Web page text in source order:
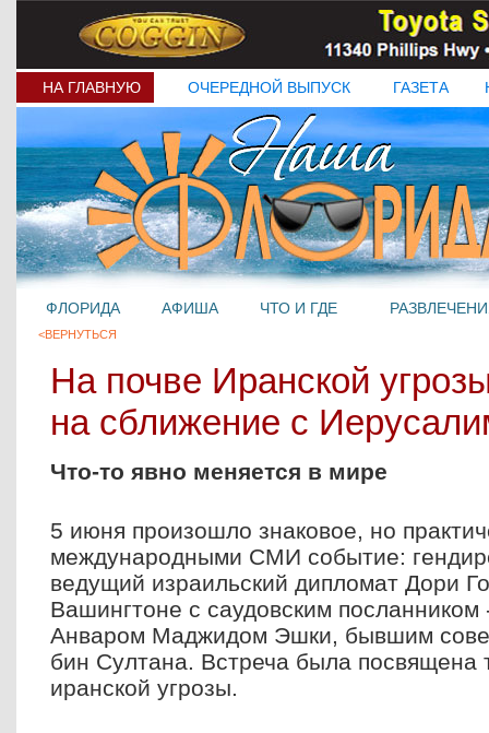
НА ГЛАВНУЮ ОЧЕРЕДНОЙ ВЫПУСК ГАЗЕТА
ФЛОРИДА АФИША ЧТО И ГДЕ
<ВЕРНУТЬСЯ
На почве Иранской
на сближение с
Что-то явно меняется в мире
5 июня произошло знаковое, но
международными СМИ событие:
ведущий израильский дипломат Дори
Вашингтоне с саудовским посланником
Анваром Маджидом Эшки, бывшим
бин Султана. Встреча была посвящена
иранской угрозы.